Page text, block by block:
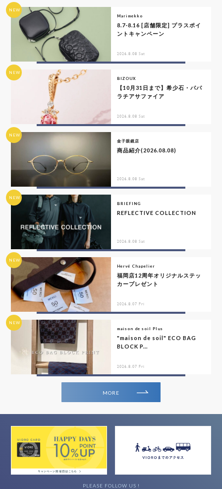
NEW
Marimekko
8.7-8.16 [店舗限定] プラスポイ
ントキャンペーン
2026.8.08 Sat
NEW
BIZOUX
【10月31日まで】希少石・パパ
ラチアサファイア
2026.8.08 Sat
NEW
金子眼鏡店
商品紹介(2026.08.08)
2026.8.08 Sat
NEW
BRIEFING
REFLECTIVE COLLECTION
2026.8.08 Sat
NEW
Hervé Chapelier
福岡店12周年オリジナルステッ
カープレゼント
2026.8.07 Fri
NEW
maison de soil Plus
"maison de soil" ECO BAG
BLOCK P...
2026.8.07 Fri
MORE
PLEASE FOLLOW US !